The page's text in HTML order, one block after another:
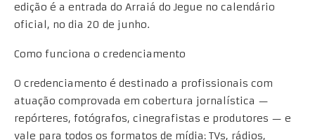
edição é a entrada do Arraiá do Jegue no calendário
oficial, no dia 20 de junho.
Como funciona o credenciamento
O credenciamento é destinado a profissionais com
atuação comprovada em cobertura jornalística —
repórteres, fotógrafos, cinegrafistas e produtores — e
vale para todos os formatos de mídia: TVs, rádios,